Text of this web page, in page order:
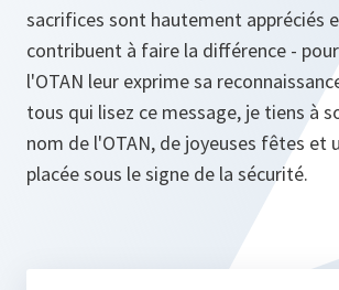
sacrifices sont hautement appréciés
contribuent à faire la différence -
l'OTAN leur exprime sa
tous qui lisez ce message, je tiens à
nom de l'OTAN, de joyeuses fêtes et
placée sous le signe de la sécurité.